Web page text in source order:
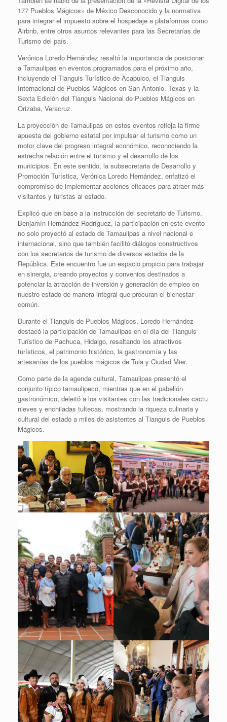
177 Pueblos Mágicos» de México Desconocido y la normativa
para integrar el impuesto sobre el hospedaje a plataformas como
Airbnb, entre otros asuntos relevantes para las Secretarías de
Turismo del país.
Verónica Loredo Hernández resaltó la importancia de posicionar
a Tamaulipas en eventos programados para el próximo año,
incluyendo el Tianguis Turístico de Acapulco, el Tianguis
Internacional de Pueblos Mágicos en San Antonio, Texas y la
Sexta Edición del Tianguis Nacional de Pueblos Mágicos en
Orizaba, Veracruz.
La proyección de Tamaulipas en estos eventos refleja la firme
apuesta del gobierno estatal por impulsar el turismo como un
motor clave del progreso integral económico, reconociendo la
estrecha relación entre el turismo y el desarrollo de los
municipios. En este sentido, la subsecretaria de Desarrollo y
Promoción Turística, Verónica Loredo Hernández, enfatizó el
compromiso de implementar acciones eficaces para atraer más
visitantes y turistas al estado.
Explicó que en base a la instrucción del secretario de Turismo,
Benjamín Hernández Rodríguez, la participación en este evento
no solo proyectó al estado de Tamaulipas a nivel nacional e
internacional, sino que también facilitó diálogos constructivos
con los secretarios de turismo de diversos estados de la
República. Este encuentro fue un espacio propicio para trabajar
en sinergia, creando proyectos y convenios destinados a
potenciar la atracción de inversión y generación de empleo en
nuestro estado de manera integral que procuran el bienestar
común.
Durante el Tianguis de Pueblos Mágicos, Loredo Hernández
destacó la participación de Tamaulipas en el día del Tianguis
Turístico de Pachuca, Hidalgo, resaltando los atractivos
turísticos, el patrimonio histórico, la gastronomía y las
artesanías de los pueblos mágicos de Tula y Ciudad Mier.
Como parte de la agenda cultural, Tamaulipas presentó el
conjunto típico tamaulipeco, mientras que en el pabellón
gastronómico, deleitó a los visitantes con las tradicionales cactu
nieves y enchiladas tultecas, mostrando la riqueza culinaria y
cultural del estado a miles de asistentes al Tianguis de Pueblos
Mágicos.